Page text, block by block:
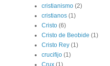
cristianismo (2)
cristianos (1)
Cristo (6)
Cristo de Beobide (1)
Cristo Rey (1)
crucifijo (1)
Crux (1)